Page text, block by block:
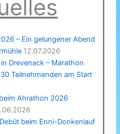
– Ein gelungener Abend
12.07.2026
Drevenack – Marathon
Teilnehmenden am Start
Ahrathon 2026
beim Enni-Donkenlauf